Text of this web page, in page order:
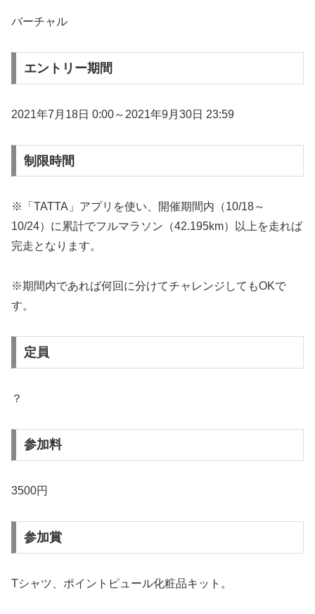
バーチャル
エントリー期間
2021年7月18日 0:00～2021年9月30日 23:59
制限時間
※「TATTA」アプリを使い、開催期間内（10/18～
10/24）に累計でフルマラソン（42.195km）以上を走れば
完走となります。
※期間内であれば何回に分けてチャレンジしてもOKで
す。
定員
？
参加料
3500円
参加賞
Tシャツ、ポイントピュール化粧品キット。